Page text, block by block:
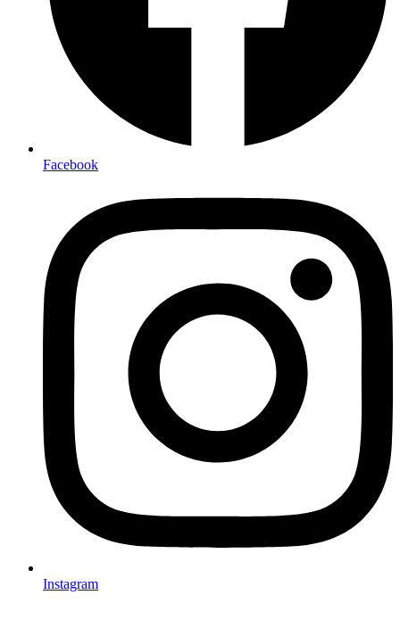
Facebook
Instagram